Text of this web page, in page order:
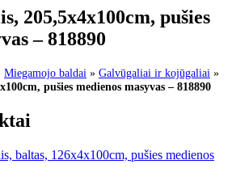
205,5x4x100cm, pušies
– 818890
Miegamojo baldai » Galvūgaliai ir kojūgaliai »
pušies medienos masyvas – 818890